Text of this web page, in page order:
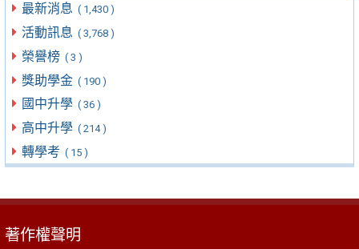
最新消息 ( 1,430 )
活動訊息 ( 3,768 )
榮譽榜 ( 3 )
獎助學金 ( 190 )
國中升學 ( 36 )
高中升學 ( 214 )
轉學考 ( 15 )
著作權聲明